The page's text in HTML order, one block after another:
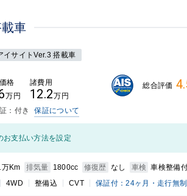
車
イサイトVer.3 搭載車
格
万円
諸費用
12.2万円
総合評価
：付き 保証について
お支払い方法を設定
Km 排気量 1800cc 修復歴 なし 車検 車検整備
4WD 整備込 CVT 保証付：24ヶ月・走行無